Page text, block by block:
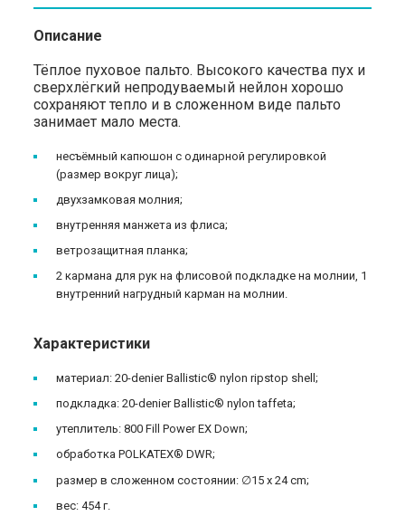
Описание
Тёплое пуховое пальто. Высокого качества пух и
сверхлёгкий непродуваемый нейлон хорошо
сохраняют тепло и в сложенном виде пальто
занимает мало места.
несъёмный капюшон с одинарной регулировкой
(размер вокруг лица);
двухзамковая молния;
внутренняя манжета из флиса;
ветрозащитная планка;
2 кармана для рук на флисовой подкладке на молнии, 1
внутренний нагрудный карман на молнии.
Характеристики
материал: 20-denier Ballistic® nylon ripstop shell;
подкладка: 20-denier Ballistic® nylon taffeta;
утеплитель: 800 Fill Power EX Down;
обработка POLKATEX® DWR;
размер в сложенном состоянии: ∅15 x 24 cm;
вес: 454 г.